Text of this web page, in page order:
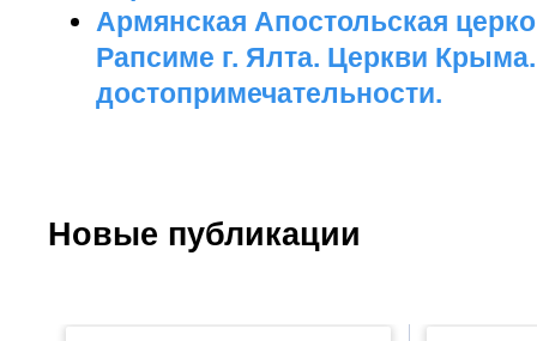
Армянская Апостольская
Рапсиме г. Ялта. Церкви
достопримечательности.
Новые публикации